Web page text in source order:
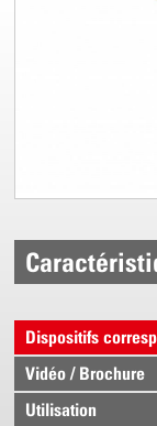
Dispositifs
Vidéo / Brochure
Utilisation